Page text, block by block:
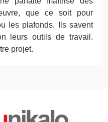
que ce soit pour
les plafonds. Ils savent
leurs outils de travail.
projet.